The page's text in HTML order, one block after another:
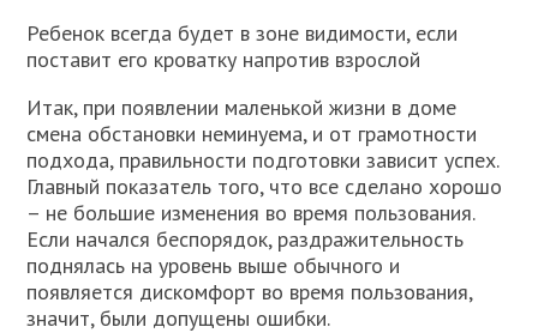
Ребенок всегда будет в зоне видимости, если
поставит его кроватку напротив взрослой
Итак, при появлении маленькой жизни в доме
смена обстановки неминуема, и от грамотности
подхода, правильности подготовки зависит успех.
Главный показатель того, что все сделано хорошо
– не большие изменения во время пользования.
Если начался беспорядок, раздражительность
поднялась на уровень выше обычного и
появляется дискомфорт во время пользования,
значит, были допущены ошибки.